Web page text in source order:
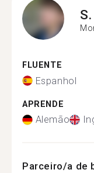
S.
FLUENTE
Espanhol
APRENDE
Alemão
Parceiro/a de